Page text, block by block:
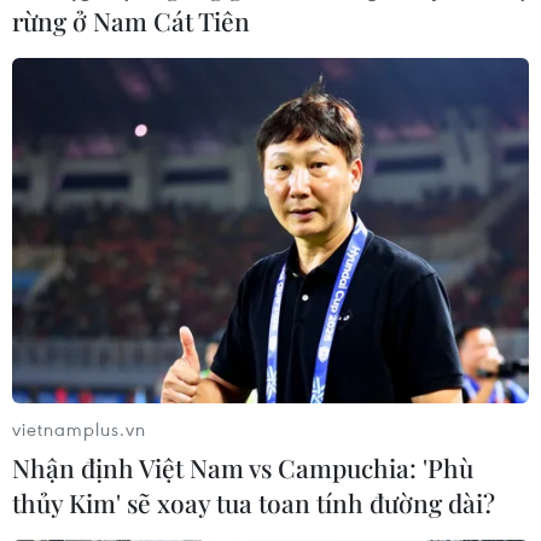
Bất chấp dịch bệnh, Hải Dương có một
mùa vải thiều bội thu
02/07/2021 07:53
Niên vụ vải năm 2021, Hải Dương có sản lượng khoảng
55.000 tấn, tăng khoảng 28% so với năm trước. Trong
số đó, khoảng 20.000 tấn vải được xuất khẩu sang
Trung Quốc, Lào, Campuchia...
rừng ở Nam Cát Tiên
vietnamplus.vn
Nhận định Việt Nam vs Campuchia: 'Phù
thủy Kim' sẽ xoay tua toan tính đường dài?